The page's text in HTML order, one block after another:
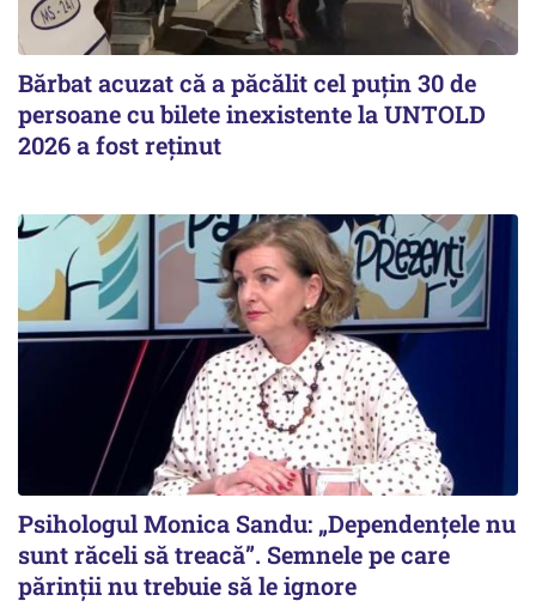
Bărbat acuzat că a păcălit cel puțin 30 de
persoane cu bilete inexistente la UNTOLD
2026 a fost reținut
Psihologul Monica Sandu: „Dependențele nu
sunt răceli să treacă”. Semnele pe care
părinții nu trebuie să le ignore